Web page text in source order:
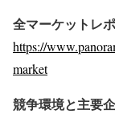
全マーケットレ
https://
market
競争環境と主要